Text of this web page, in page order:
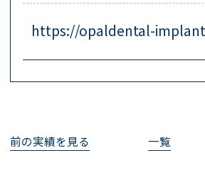
https://opaldental-
前の実績を見る 一覧